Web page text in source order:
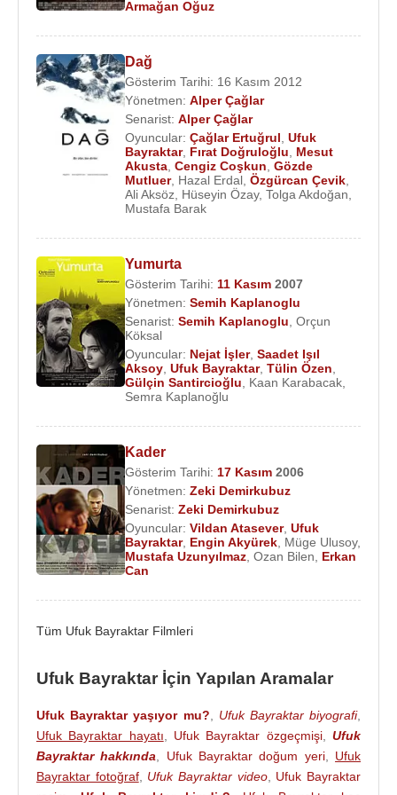
Asaf Demirci’yi canlandırdı. Diğer rollerde
Bayraktar,Burcu Kara,İlhan Şeşen,İsmail Filiz
ile beraber rol aldı.
2015 yılında başrolünüHasibe Eren
Domaçile payşaltığı “Kümes
senaryosunu yazdı ve kendisi yönetmenliğini yaptı.
2016yılında senaryosu ve yönetmenliği
Alper
'dan olan "Dağ 2" adlı sinema filminde
Türkpençe,Murat Serezli,Emir Benderlioğlu,
Murat Arkın
birlikte rol aldılar.
2007 yılında baba yadigarı olan ruhsatsız silahla bir
kavgaya karıştıktan sonra, ruhsatsız silah
bulundurduğu için kesinleşen cezası nedeniyle 6
ay 17 gün hapis cezasını çektikten sonra 3 Mart
2019tarihinde tahliye oldu.
Ödülleri:
2015 - 52. Uluslararası Altın Portakal Film Festivali
- Altın Portakal Ulusal İzleyici Ödülü (Kümes)
2015 - 3. Uluslararası Antakya Altın Defne Film
Festivali - Ulusal En İyi Film Ödülü (Kümes)
2015 - 3. Uluslararası Antakya Altın Defne Film
Festivali - Ulusal En İyi Senaryo Ödülü (Kümes)
2007 - 26.İstanbul Film Festivali - En İyi Erkek
Oyuncu (Kader)
Filmleri ve Dizileri :
2014 - The Coop (Kümes)(Sinema Filmi)
Senaryo :
2014 - The Coop (Kümes)(Sinema Filmi)
Armağan Oğuz
Dağ
Gösterim Tarihi: 16 Kasım 2012
Yönetmen: Alper Çağlar
Senarist: Alper Çağlar
Oyuncular: Çağlar Ertuğrul Ufuk
Bayraktar, Fırat Doğruloğlu
Mesut
Akusta Cengiz Coşkun Gözde
Mutluer, Hazal Erdal Özgürcan Çevik
Ali Aksöz Hüseyin Özay, Tolga Akdoğan
Mustafa Barak
Yumurta
Gösterim Tarihi: 11 Kasım 2007
Yönetmen: Semih Kaplanoglu
Senarist: Semih Kaplanoglu Orçun
Köksal
Oyuncular: Nejat İşler, Saadet Işıl
Aksoy Ufuk Bayraktar, Tülin Özen
Gülçin Santircioğlu
Kaan Karabacak
Semra Kaplanoğlu
Kader
Gösterim Tarihi: 17 Kasım 2006
Yönetmen: Zeki Demirkubuz
Senarist: Zeki Demirkubuz
Oyuncular: Vildan Atasever, Ufuk
Bayraktar, Engin Akyürek Müge Ulusoy,
Mustafa Uzunyılmaz Ozan Bilen
Erkan
Can
Tüm Ufuk Bayraktar Filmleri
Ufuk Bayraktar İçin Yapılan Aramalar
Ufuk Bayraktar yaşıyor mu? Ufuk Bayraktar biyografi,
Ufuk Bayraktar hayatı
Ufuk Bayraktar özgeçmişi,Ufuk
Bayraktar hakkında
Ufuk Bayraktar doğum yeri, Ufuk
Bayraktar fotoğraf, Ufuk Bayraktar video, Ufuk Bayraktar